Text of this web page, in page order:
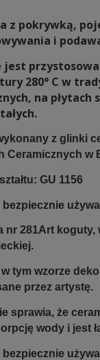
z pokrywką,
i
jest
280° C w
na płytach
z glinki
Ceramicznych w
GU 1156
bezpiecznie
nr 281Art
w tym wzorze
przez artystę.
sprawia, że
wody i jest
bezpiecznie